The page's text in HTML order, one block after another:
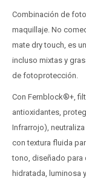
Combinación de
maquillaje. No
mate dry touch, es
incluso mixtas y
de fotoprotección.
Con Fernblock®+,
antioxidantes,
Infrarrojo),
con textura fluida
tono, diseñado para
hidratada, luminosa